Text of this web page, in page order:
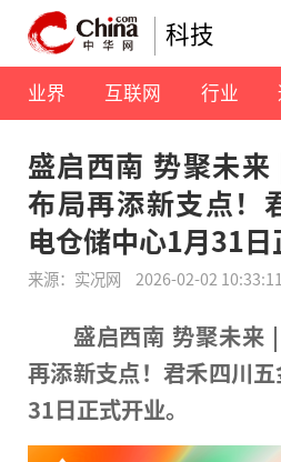
科技
业界 互联网 行业
盛启西南 势聚未
布局再添新支点！
电仓储中心1月31日
来源：实况网 2026-02-02 10:33:11
盛启西南 势聚未来
再添新支点！君禾四川
31日正式开业。